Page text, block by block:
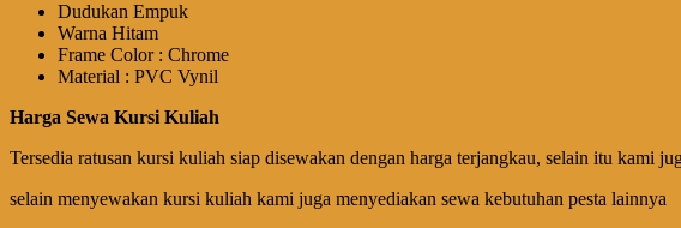
Dudukan Empuk
Warna Hitam
Frame Color : Chrome
Material : PVC Vynil
Harga Sewa Kursi Kuliah
Tersedia ratusan kursi kuliah siap disewakan dengan harga terjangkau, selain itu kami
selain menyewakan kursi kuliah kami juga menyediakan sewa kebutuhan pesta lainnya